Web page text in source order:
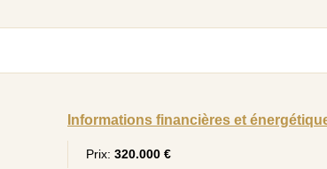
Informations financières et
Prix: 320.000 €